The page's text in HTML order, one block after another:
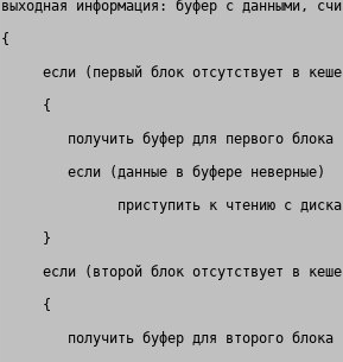
выходная информация: буфер с данными,
если (первый блок
получить буфер для первого блока
если (данные в
приступить к
если (второй блок
получить буфер для второго блока